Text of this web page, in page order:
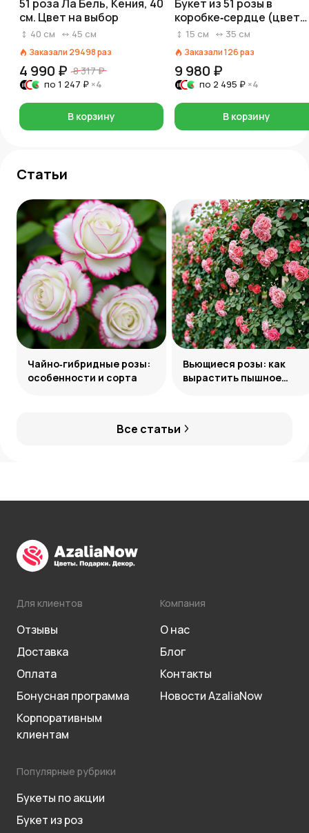
51 роза Ла Бель, Кения, 40
см. Цвет на выбор
40 см 45 см
Заказали 29498раз
4 990 ₽ 8 317 ₽
по 1 247 ₽ ×4
В корзину
Букет из 51 розы в
коробке‑сердце (цвет
роз и коробки на выбор:
15 см 35 см
Заказали126раз
9 980 ₽
по 2 495 ₽ ×4
В корзину
Статьи
Все статьи
Чайно‑гибридные розы:
особенности и сорта
Вьющиеся розы: как
вырастить пышное
Для клиентов
Отзывы
Доставка
Оплата
Бонусная программа
Корпоративным
клиентам
Компания
О нас
Блог
Контакты
Новости AzaliaNow
Популярные рубрики
Букеты по акции
Букет из роз